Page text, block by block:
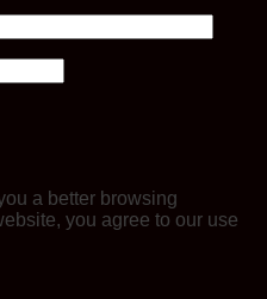
a better browsing
you agree to our use